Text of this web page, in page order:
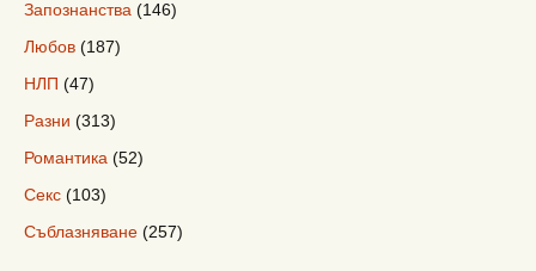
Запознанства (146)
Любов (187)
НЛП (47)
Разни (313)
Романтика (52)
Секс (103)
Съблазняване (257)